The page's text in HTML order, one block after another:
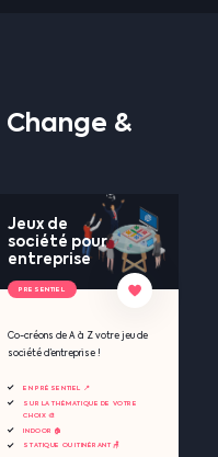
Change &
Jeux de
société pour
entreprise
Co-créons de A à Z votre jeu de
société d’entreprise !
EN PRÉSENTIEL 📍
SUR LA THÉMATIQUE DE VOTRE
CHOIX 🎨
INDOOR 🏠
STATIQUE OU ITINÉRANT 🪑
PRESENTIEL